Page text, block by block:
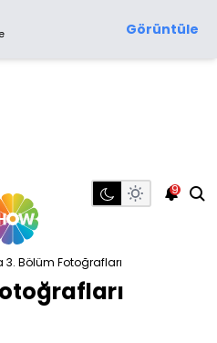
Görüntüle
9
3. Bölüm Fotoğrafları